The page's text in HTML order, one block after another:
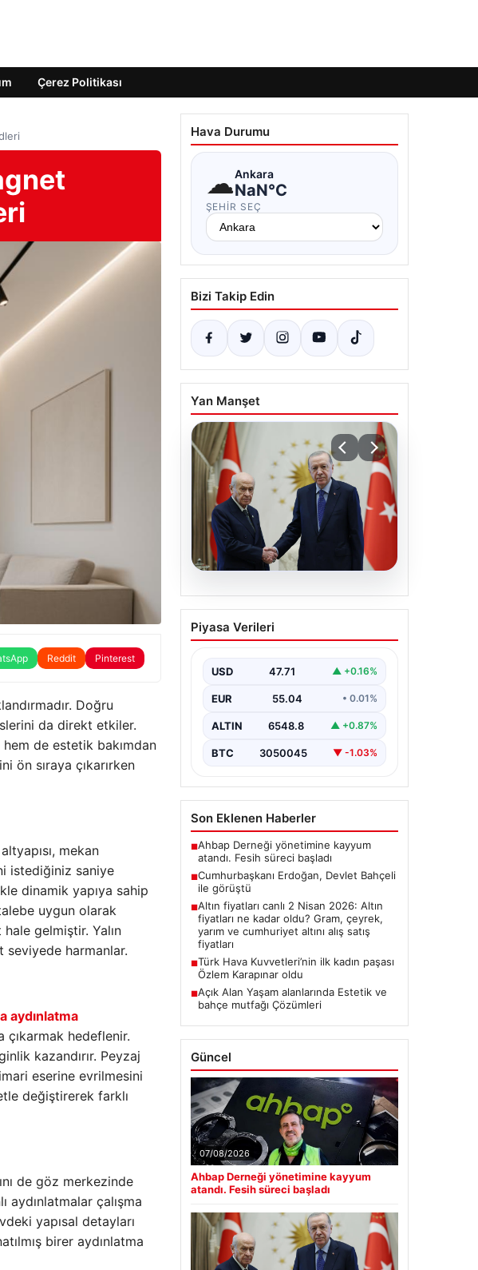
Çerez Politikası
Reddit Pinterest
Doğru
da direkt etkiler.
de estetik bakımdan
ön sıraya çıkarırken
altyapısı, mekan
istediğiniz saniye
dinamik yapıya sahip
uygun olarak
gelmiştir. Yalın
seviyede harmanlar.
aydınlatma
çıkarmak hedeflenir.
kazandırır. Peyzaj
eserine evrilmesini
değiştirerek farklı
de göz merkezinde
aydınlatmalar çalışma
yapısal detayları
birer aydınlatma
Hava Durumu
☁Ankara
NaN°C
ŞEHIR SEÇ
Bizi Takip Edin
Yan Manşet
Cumhurbaşkanı
Erdoğan, Devlet Bahçeli
Piyasa Verileri
USD 47.71 ▲ +0.16%
EUR 55.04 • 0.01%
ALTIN 6548.8 ▲ +0.87%
BTC 3050045 ▼ -1.03%
Son Eklenen Haberler
■Ahbap Derneği yönetimine kayyum
atandı. Fesih süreci başladı
■Cumhurbaşkanı Erdoğan, Devlet Bahçeli
ile görüştü
■Altın fiyatları canlı 2 Nisan 2026: Altın
fiyatları ne kadar oldu? Gram, çeyrek,
yarım ve cumhuriyet altını alış satış
fiyatları
■Türk Hava Kuvvetleri’nin ilk kadın paşası
Özlem Karapınar oldu
■Açık Alan Yaşam alanlarında Estetik ve
bahçe mutfağı Çözümleri
Güncel
07/08/2026
Ahbap Derneği yönetimine kayyum
atandı. Fesih süreci başladı